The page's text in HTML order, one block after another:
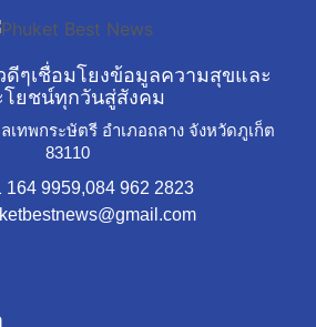
ดีๆเชื่อมโยงข้อมูลความสุขและ
โยชน์ทุกวันสู่สังคม
ทพกระษัตรี อำเภอถลาง จังหวัดภูเก็ต
83110
164 9959,084 962 2823